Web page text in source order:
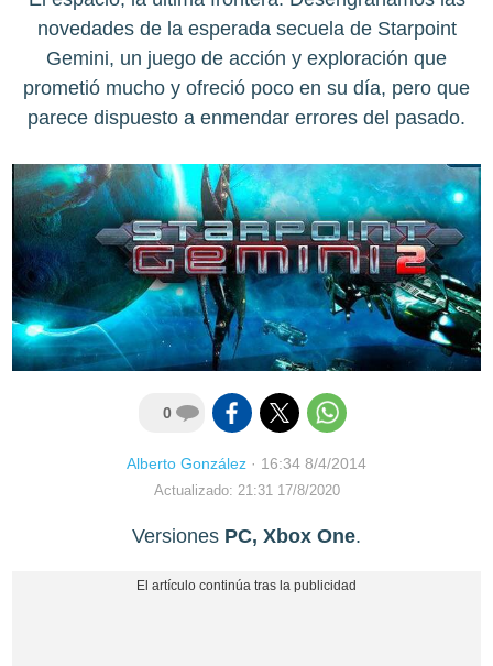
novedades de la esperada secuela de Starpoint
Gemini, un juego de acción y exploración que
prometió mucho y ofreció poco en su día, pero que
parece dispuesto a enmendar errores del pasado.
0
Alberto González · 16:34 8/4/2014
Actualizado: 21:31 17/8/2020
Versiones PC, Xbox One.